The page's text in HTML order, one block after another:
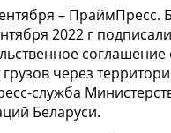
– ПраймПресс.
2022 г подписали
соглашение
грузов через
служба
Беларуси.